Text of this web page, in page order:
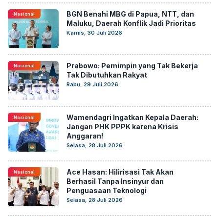
Nasional
BGN Benahi MBG di Papua, NTT, dan
Maluku, Daerah Konflik Jadi Prioritas
Kamis, 30 Juli 2026
Nasional
Prabowo: Pemimpin yang Tak Bekerja
Tak Dibutuhkan Rakyat
Rabu, 29 Juli 2026
Nasional
Wamendagri Ingatkan Kepala Daerah:
Jangan PHK PPPK karena Krisis
Anggaran!
Selasa, 28 Juli 2026
Nasional
Ace Hasan: Hilirisasi Tak Akan
Berhasil Tanpa Insinyur dan
Penguasaan Teknologi
Selasa, 28 Juli 2026